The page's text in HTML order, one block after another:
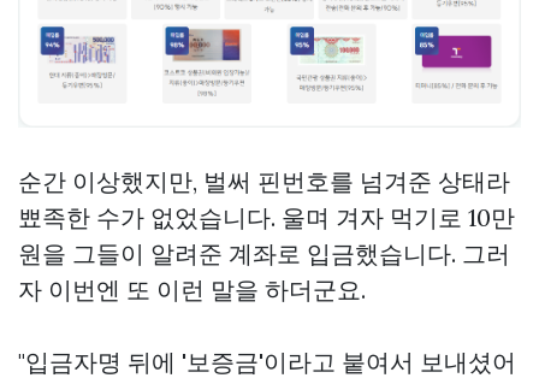
순간 이상했지만, 벌써 핀번호를 넘겨준 상태라
뾰족한 수가 없었습니다. 울며 겨자 먹기로 10만
원을 그들이 알려준 계좌로 입금했습니다. 그러
자 이번엔 또 이런 말을 하더군요.
"입금자명 뒤에 '보증금'이라고 붙여서 보내셨어